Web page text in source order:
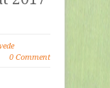
0 Comment